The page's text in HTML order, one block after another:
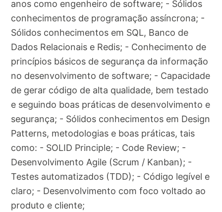
anos como engenheiro de software; - Sólidos
conhecimentos de programação assíncrona; -
Sólidos conhecimentos em SQL, Banco de
Dados Relacionais e Redis; - Conhecimento de
princípios básicos de segurança da informação
no desenvolvimento de software; - Capacidade
de gerar código de alta qualidade, bem testado
e seguindo boas práticas de desenvolvimento e
segurança; - Sólidos conhecimentos em Design
Patterns, metodologias e boas práticas, tais
como: - SOLID Principle; - Code Review; -
Desenvolvimento Agile (Scrum / Kanban); -
Testes automatizados (TDD); - Código legível e
claro; - Desenvolvimento com foco voltado ao
produto e cliente;